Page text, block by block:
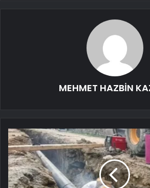
MEHMET HAZBİN